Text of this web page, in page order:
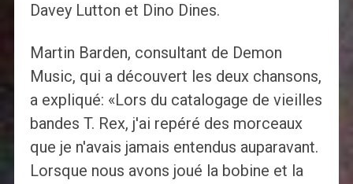
Davey Lutton et Dino Dines.
Martin Barden, consultant de Demon
Music, qui a découvert les deux chansons,
a expliqué: «Lors du catalogage de vieilles
bandes T. Rex, j'ai repéré des morceaux
que je n'avais jamais entendus auparavant.
Lorsque nous avons joué la bobine et la